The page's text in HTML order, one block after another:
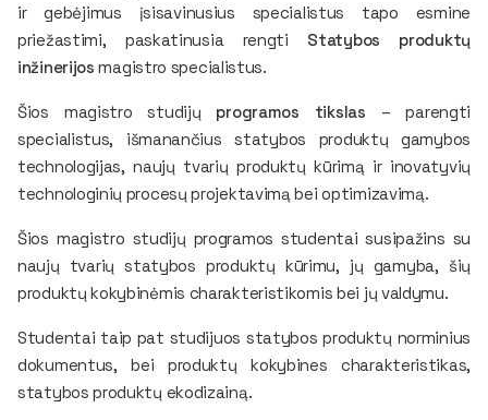
ir gebėjimus įsisavinusius specialistus tapo esmine
priežastimi, paskatinusia rengti Statybos produktų
inžinerijos magistro specialistus.
Šios magistro studijų programos tikslas – parengti
specialistus, išmanančius statybos produktų gamybos
technologijas, naujų tvarių produktų kūrimą ir inovatyvių
technologinių procesų projektavimą bei optimizavimą.
Šios magistro studijų programos studentai susipažins su
naujų tvarių statybos produktų kūrimu, jų gamyba, šių
produktų kokybinėmis charakteristikomis bei jų valdymu.
Studentai taip pat studijuos statybos produktų norminius
dokumentus, bei produktų kokybines charakteristikas,
statybos produktų ekodizainą.